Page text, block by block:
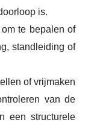
is.
te bepalen of
standleiding of
of vrijmaken
van de
een structurele